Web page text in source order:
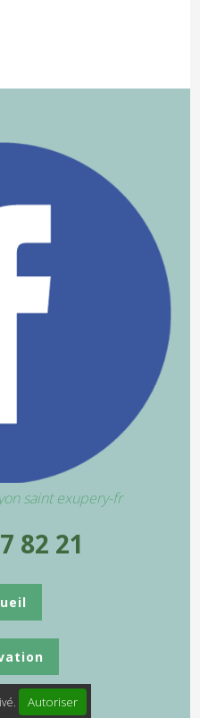
saint exupery-fr
82 21
Autoriser